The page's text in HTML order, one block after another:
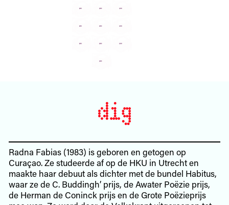
Radna Fabias (1983) is geboren en getogen op
Curaçao. Ze studeerde af op de HKU in Utrecht en
maakte haar debuut als dichter met de bundel Habitus,
waar ze de C. Buddingh’ prijs, de Awater Poëzie prijs,
de Herman de Coninck prijs en de Grote Poëzieprijs